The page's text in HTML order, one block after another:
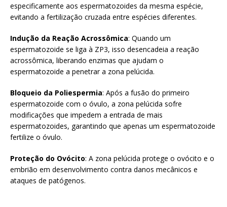
especificamente aos espermatozoides da mesma espécie,
evitando a fertilização cruzada entre espécies diferentes.
Indução da Reação Acrossômica: Quando um
espermatozoide se liga à ZP3, isso desencadeia a reação
acrossômica, liberando enzimas que ajudam o
espermatozoide a penetrar a zona pelúcida.
Bloqueio da Poliespermia: Após a fusão do primeiro
espermatozoide com o óvulo, a zona pelúcida sofre
modificações que impedem a entrada de mais
espermatozoides, garantindo que apenas um espermatozoide
fertilize o óvulo.
Proteção do Ovócito: A zona pelúcida protege o ovócito e o
embrião em desenvolvimento contra danos mecânicos e
ataques de patógenos.